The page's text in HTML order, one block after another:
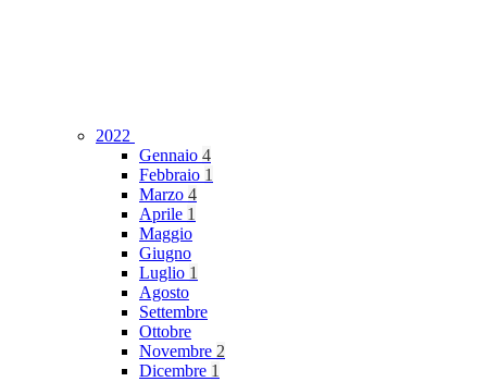
2022
Gennaio 4
Febbraio 1
Marzo 4
Aprile 1
Maggio
Giugno
Luglio 1
Agosto
Settembre
Ottobre
Novembre 2
Dicembre 1